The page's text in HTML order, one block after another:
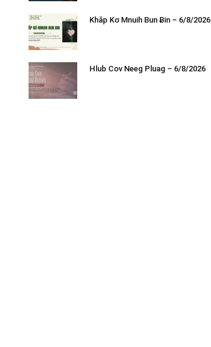
Khăp Kơ Mnuih Bun Ƀin – 6/8/2026
Hlub Cov Neeg Pluag – 6/8/2026